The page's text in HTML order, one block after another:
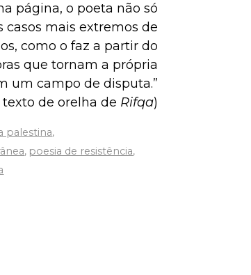
página, o poeta não só
mais extremos de
como o faz a partir do
que tornam a própria
um campo de disputa.”
de orelha de Rifqa)
palestina,
, poesia de resistência,